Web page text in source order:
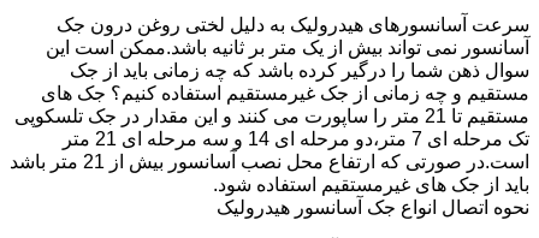
سرعت آسانسورهای هیدرولیک به دلیل لختی روغن درون جک
آسانسور نمی تواند بیش از یک متر بر ثانیه باشد.ممکن است این
سوال ذهن شما را درگیر کرده باشد که چه زمانی باید از جک
مستقیم و چه زمانی از جک غیرمستقیم استفاده کنیم؟ جک های
مستقیم تا 21 متر را ساپورت می کنند و این مقدار در جک تلسکوپی
تک مرحله ای 7 متر،دو مرحله ای 14 و سه مرحله ای 21 متر
است.در صورتی که ارتفاع محل نصب آسانسور بیش از 21 متر باشد
باید از جک های غیرمستقیم استفاده شود.
نحوه اتصال انواع جک آسانسور هیدرولیک